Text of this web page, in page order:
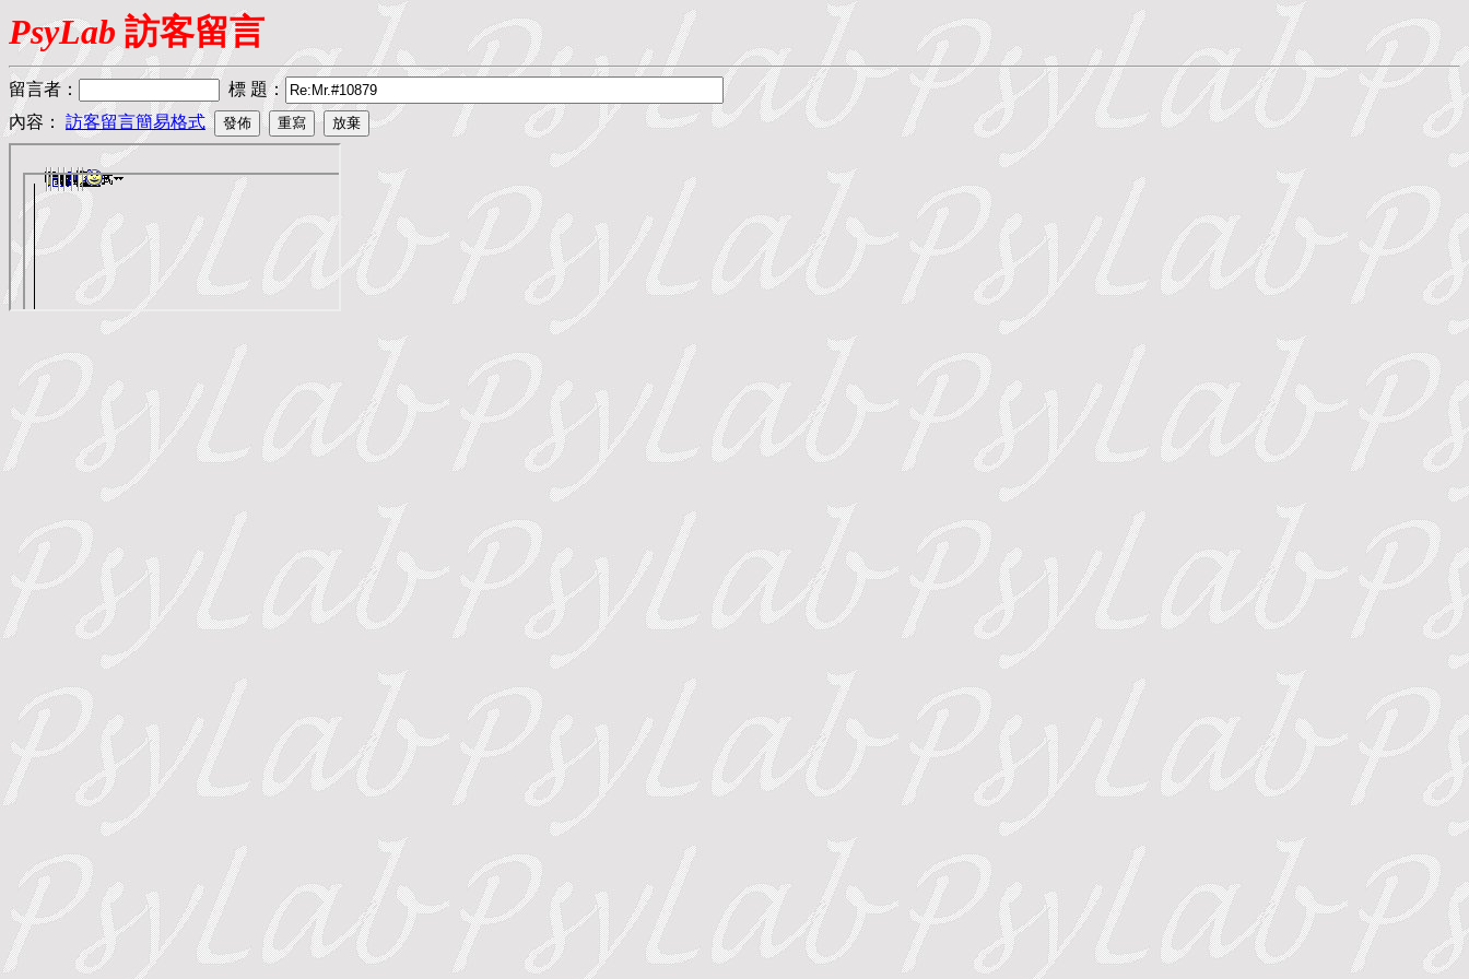
PsyLab 訪客留言
留言者 ： 標 題：
內容： 訪客留言簡易格式